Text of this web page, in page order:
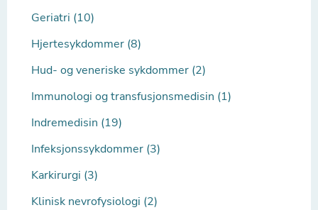
Geriatri (10)
Hjertesykdommer (8)
Hud- og veneriske sykdommer (2)
Immunologi og transfusjonsmedisin (1)
Indremedisin (19)
Infeksjonssykdommer (3)
Karkirurgi (3)
Klinisk nevrofysiologi (2)